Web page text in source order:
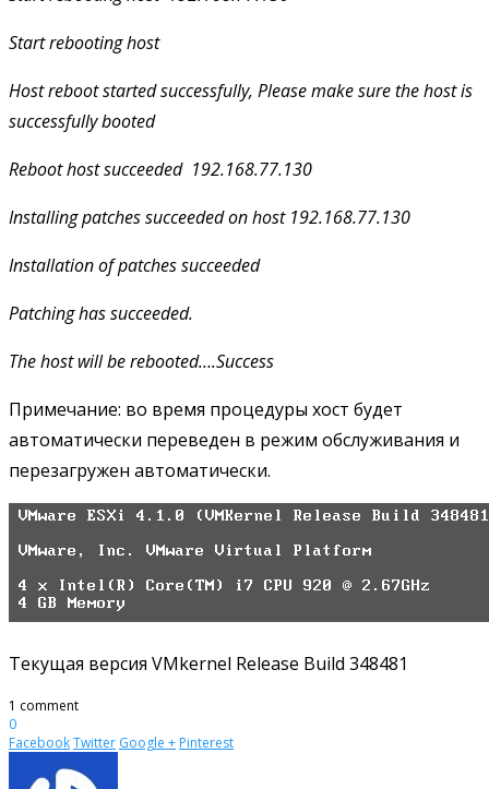
Start rebooting host
Host reboot started successfully, Please make sure the host is
successfully booted
Reboot host succeeded 192.168.77.130
Installing patches succeeded on host 192.168.77.130
Installation of patches succeeded
Patching has succeeded.
The host will be rebooted….Success
Примечание: во время процедуры хост будет
автоматически переведен в режим обслуживания и
перезагружен автоматически.
Текущая версия VMkernel Release Build 348481
1 comment
0
FacebookTwitter Google + Pinterest